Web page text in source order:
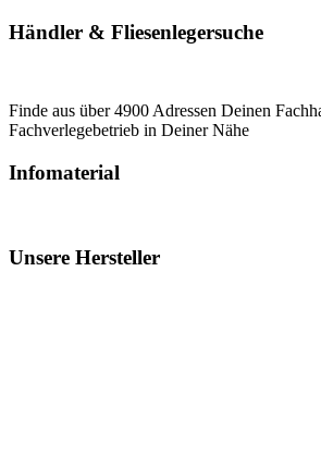
Händler & Fliesenlegersuche
Finde aus über 4900 Adressen Deinen
Fachverlegebetrieb in Deiner Nähe
Infomaterial
Unsere Hersteller